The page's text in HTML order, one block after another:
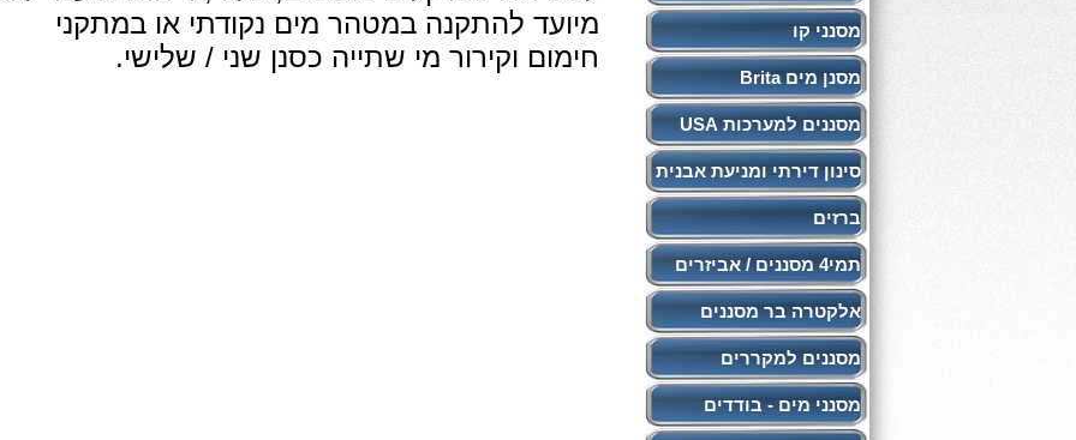
מסנני קו
מסנן מים Brita
מסננים למערכות USA
סינון דירתי ומניעת אבנית
ברזים
תמי4 מסננים / אביזרים
אלקטרה בר מסננים
מסננים למקררים
מסנני מים - בודדים
מיועד להתקנה במטהר מים נקודתי או במתקני
חימום וקירור מי שתייה כסנן שני / שלישי.